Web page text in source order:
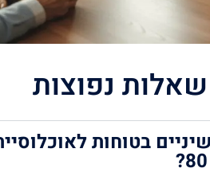
שאלות נפוצות
בטוחות